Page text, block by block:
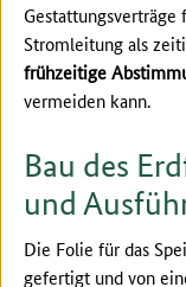
Stromleitung als
frühzeitige
vermeiden kann.
Bau des
und
Die Folie für das
gefertigt und von